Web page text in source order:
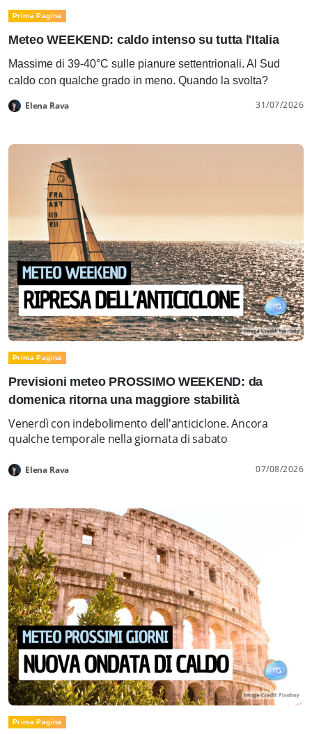
Prima Pagina
Meteo WEEKEND: caldo intenso su tutta l'Italia
Massime di 39-40°C sulle pianure settentrionali. Al Sud
caldo con qualche grado in meno. Quando la svolta?
Elena Rava 31/07/2026
Prima Pagina
Previsioni meteo PROSSIMO WEEKEND: da
domenica ritorna una maggiore stabilità
Venerdì con indebolimento dell'anticiclone. Ancora
qualche temporale nella giornata di sabato
Elena Rava 07/08/2026
Prima Pagina